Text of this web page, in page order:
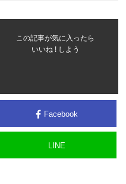
この記事が気に入ったら
いいね ! しよう
Facebook
LINE